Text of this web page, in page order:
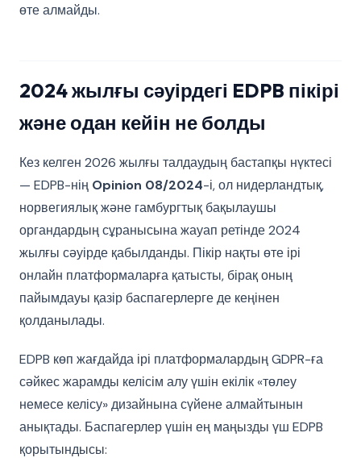
өте алмайды.
2024 жылғы сәуірдегі EDPB пікірі
және одан кейін не болды
Кез келген 2026 жылғы талдаудың бастапқы нүктесі
— EDPB-нің Opinion 08/2024-і, ол нидерландтық,
норвегиялық және гамбургтық бақылаушы
органдардың сұранысына жауап ретінде 2024
жылғы сәуірде қабылданды. Пікір нақты өте ірі
онлайн платформаларға қатысты, бірақ оның
пайымдауы қазір баспагерлерге де кеңінен
қолданылады.
EDPB көп жағдайда ірі платформалардың GDPR-ға
сәйкес жарамды келісім алу үшін екілік «төлеу
немесе келісу» дизайнына сүйене алмайтынын
анықтады. Баспагерлер үшін ең маңызды үш EDPB
қорытындысы: